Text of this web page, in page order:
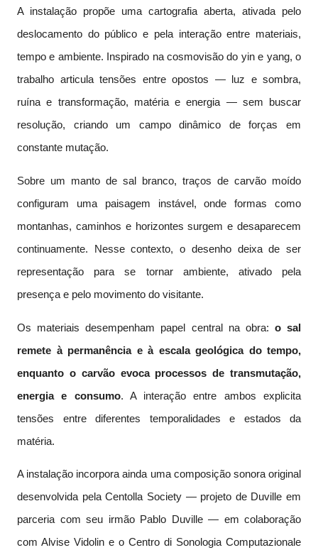
A instalação propõe uma cartografia aberta, ativada pelo
deslocamento do público e pela interação entre materiais,
tempo e ambiente. Inspirado na cosmovisão do yin e yang, o
trabalho articula tensões entre opostos — luz e sombra,
ruína e transformação, matéria e energia — sem buscar
resolução, criando um campo dinâmico de forças em
constante mutação.
Sobre um manto de sal branco, traços de carvão moído
configuram uma paisagem instável, onde formas como
montanhas, caminhos e horizontes surgem e desaparecem
continuamente. Nesse contexto, o desenho deixa de ser
representação para se tornar ambiente, ativado pela
presença e pelo movimento do visitante.
Os materiais desempenham papel central na obra: o sal
remete à permanência e à escala geológica do tempo,
enquanto o carvão evoca processos de transmutação,
energia e consumo. A interação entre ambos explicita
tensões entre diferentes temporalidades e estados da
matéria.
A instalação incorpora ainda uma composição sonora original
desenvolvida pela Centolla Society — projeto de Duville em
parceria com seu irmão Pablo Duville — em colaboração
com Alvise Vidolin e o Centro di Sonologia Computazionale